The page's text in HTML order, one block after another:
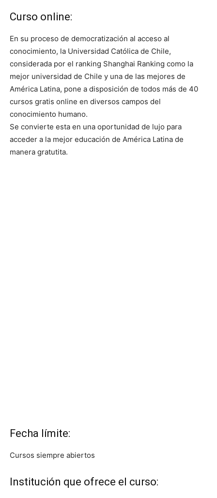
Curso online:
En su proceso de democratización al acceso al
conocimiento, la Universidad Católica de Chile,
considerada por el ranking Shanghai Ranking como la
mejor universidad de Chile y una de las mejores de
América Latina, pone a disposición de todos más de 40
cursos gratis online en diversos campos del
conocimiento humano.
Se convierte esta en una oportunidad de lujo para
acceder a la mejor educación de América Latina de
manera gratutita.
Fecha límite:
Cursos siempre abiertos
Institución que ofrece el curso: